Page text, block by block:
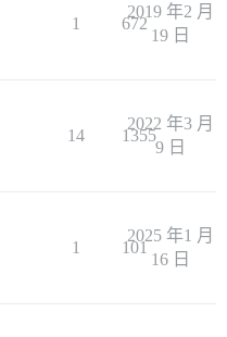
1 672
2019 年2 月
19 日
14 1355
2022 年3 月
9 日
1 101
2025 年1 月
16 日